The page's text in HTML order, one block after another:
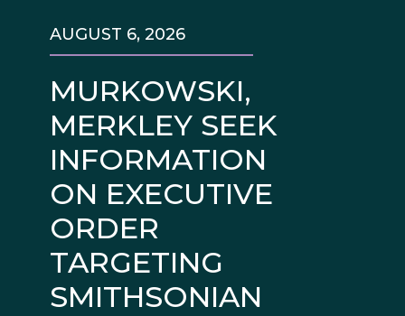
MURKOWSKI,
MERKLEY SEEK
INFORMATION
ON EXECUTIVE
ORDER
TARGETING
SMITHSONIAN
AUGUST 6, 2026